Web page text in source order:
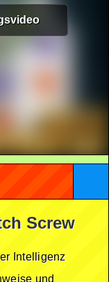
Screw
Intelligenz
und